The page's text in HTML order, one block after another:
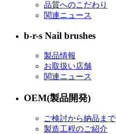
品質へのこだわり
関連ニュース
b-r-s Nail brushes
製品情報
お取扱い店舗
関連ニュース
OEM(製品開発)
ご検討から納品まで
製造工程のご紹介